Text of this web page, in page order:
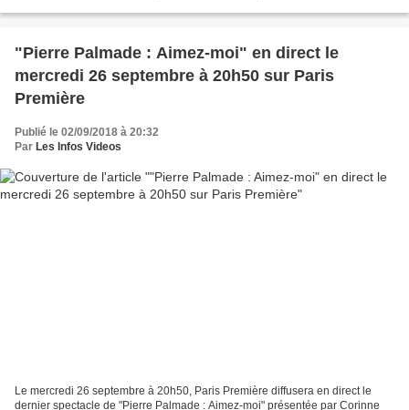
"Pierre Palmade : Aimez-moi" en direct le
mercredi 26 septembre à 20h50 sur Paris
Première
Publié le 02/09/2018 à 20:32
Par Les Infos Videos
Le mercredi 26 septembre à 20h50, Paris Première diffusera en direct le
dernier spectacle de "Pierre Palmade : Aimez-moi" présentée par Corinne